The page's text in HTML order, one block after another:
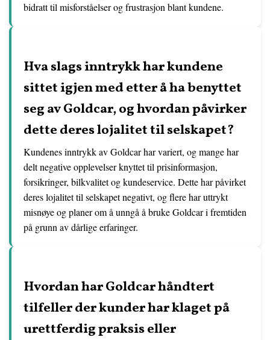
bidratt til misforståelser og frustrasjon blant kundene.
Hva slags inntrykk har kundene
sittet igjen med etter å ha benyttet
seg av Goldcar, og hvordan påvirker
dette deres lojalitet til selskapet?
Kundenes inntrykk av Goldcar har variert, og mange har
delt negative opplevelser knyttet til prisinformasjon,
forsikringer, bilkvalitet og kundeservice. Dette har påvirket
deres lojalitet til selskapet negativt, og flere har uttrykt
misnøye og planer om å unngå å bruke Goldcar i fremtiden
på grunn av dårlige erfaringer.
Hvordan har Goldcar håndtert
tilfeller der kunder har klaget på
urettferdig praksis eller